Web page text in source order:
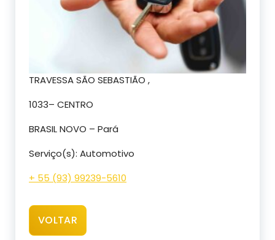
TRAVESSA SÃO SEBASTIÃO ,
1033– CENTRO
BRASIL NOVO – Pará
Serviço(s): Automotivo
+ 55 (93) 99239-5610
VOLTAR